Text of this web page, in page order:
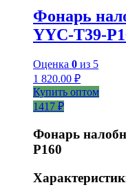
Фонарь
YYC-T39-
Оценка 0 из 5
1 820.00 ₽
Купить оптом
1417 ₽
Фонарь
P160